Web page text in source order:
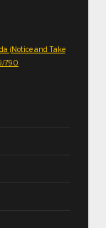
(Notice and Take
790